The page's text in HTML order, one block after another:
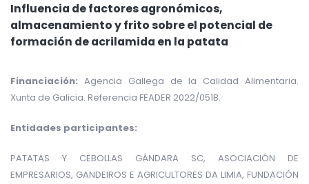
Influencia de factores agronómicos,
almacenamiento y frito sobre el potencial de
formación de acrilamida en la patata
Financiación: Agencia Gallega de la Calidad Alimentaria.
Xunta de Galicia. Referencia FEADER 2022/051B.
Entidades participantes:
PATATAS Y CEBOLLAS GÁNDARA SC, ASOCIACIÓN DE
EMPRESARIOS, GANDEIROS E AGRICULTORES DA LIMIA, FUNDACIÓN